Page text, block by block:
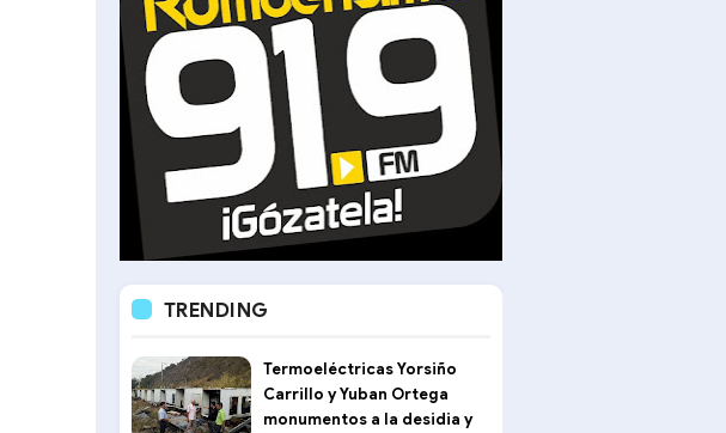
TRENDING
Termoeléctricas Yorsiño
Carrillo y Yuban Ortega
monumentos a la desidia y